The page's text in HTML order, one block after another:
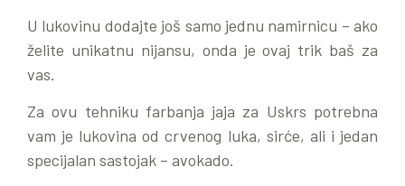
U lukovinu dodajte još samo jednu namirnicu – ako
želite unikatnu nijansu, onda je ovaj trik baš za
vas.
Za ovu tehniku farbanja jaja za Uskrs potrebna
vam je lukovina od crvenog luka, sirće, ali i jedan
specijalan sastojak – avokado.